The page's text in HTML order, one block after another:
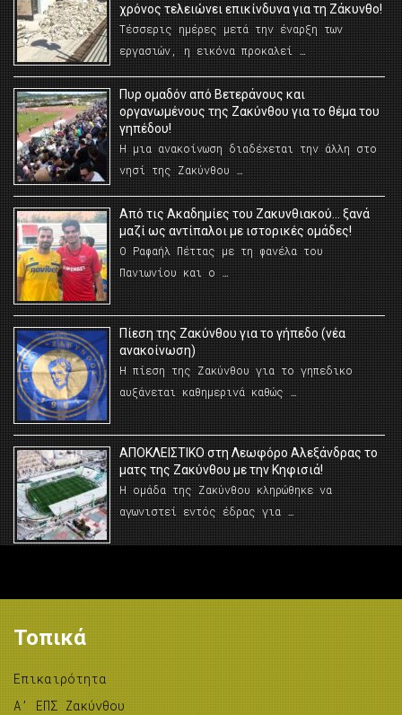
χρόνος τελειώνει επικίνδυνα για τη Ζάκυνθο!
Τέσσερις ημέρες μετά την έναρξη των
εργασιών, η εικόνα προκαλεί …
Πυρ ομαδόν από Βετεράνους και
οργανωμένους της Ζακύνθου για το θέμα του
γηπέδου!
Η μια ανακοίνωση διαδέχεται την άλλη στο
νησί της Ζακύνθου …
Από τις Ακαδημίες του Ζακυνθιακού… ξανά
μαζί ως αντίπαλοι με ιστορικές ομάδες!
Ο Ραφαήλ Πέττας με τη φανέλα του
Πανιωνίου και ο …
Πίεση της Ζακύνθου για το γήπεδο (νέα
ανακοίνωση)
Η πίεση της Ζακύνθου για το γηπεδικο
αυξάνεται καθημερινά καθώς …
AΠΟΚΛΕΙΣΤΙΚΟ στη Λεωφόρο Αλεξάνδρας το
ματς της Ζακύνθου με την Κηφισιά!
Η ομάδα της Ζακύνθου κληρώθηκε να
αγωνιστεί εντός έδρας για …
Τοπικά
Επικαιρότητα
A’ ΕΠΣ Ζακύνθου